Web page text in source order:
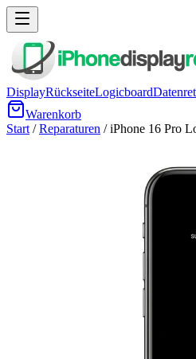
DisplayRückseiteLogicboard
Warenkorb
Start /Reparaturen /iPhone 16 Pro